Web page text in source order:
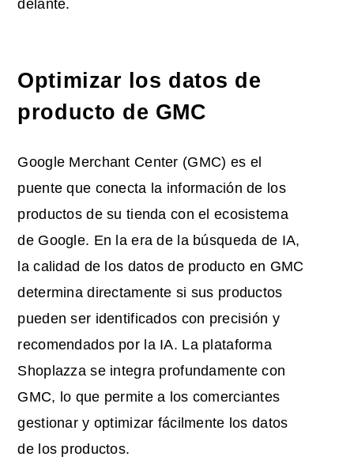
delante.
Optimizar los datos de
producto de GMC
Google Merchant Center (GMC) es el
puente que conecta la información de los
productos de su tienda con el ecosistema
de Google. En la era de la búsqueda de IA,
la calidad de los datos de producto en GMC
determina directamente si sus productos
pueden ser identificados con precisión y
recomendados por la IA. La plataforma
Shoplazza se integra profundamente con
GMC, lo que permite a los comerciantes
gestionar y optimizar fácilmente los datos
de los productos.